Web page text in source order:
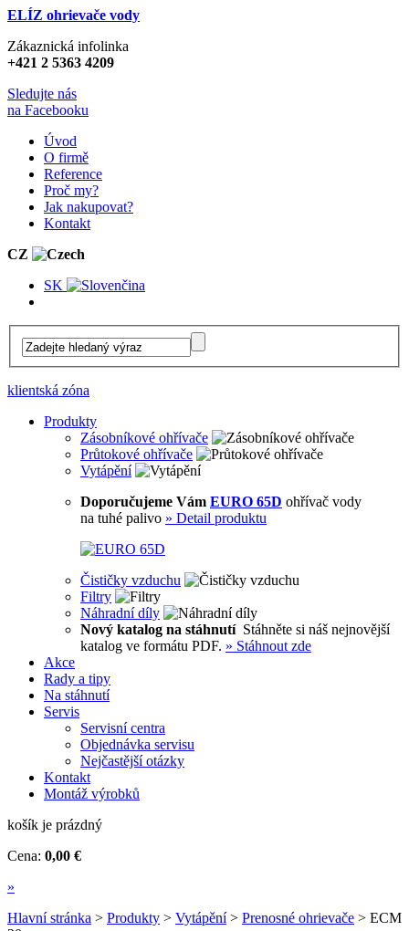
ELÍZ ohrievače vody
Zákaznická infolinka
+421 2 5363 4209
Sledujte nás
na Facebooku
Úvod
O firmě
Reference
Proč my?
Jak nakupovat?
Kontakt
CZ
SK
klientská zóna
Produkty
Zásobníkové ohřívače
Průtokové ohřívače
Vytápění
Doporučujeme Vám EURO 65D ohřívač vody
na tuhé palivo » Detail produktu
Čističky vzduchu
Filtry
Náhradní díly
Nový katalog na stáhnutí Stáhněte si náš nejnovější
katalog ve formátu PDF. » Stáhnout zde
Akce
Rady a tipy
Na stáhnutí
Servis
Servisní centra
Objednávka servisu
Nejčastější otázky
Kontakt
Montáž výrobků
košík je prázdný
Cena: 0,00 €
»
Hlavní stránka > Produkty > Vytápění > Prenosné ohrievače > ECM